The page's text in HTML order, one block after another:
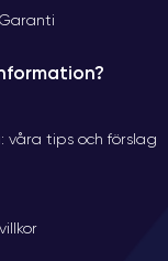
våra tips och förslag